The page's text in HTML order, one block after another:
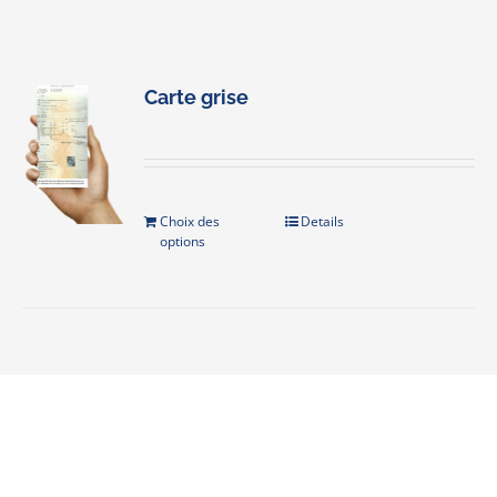
Carte grise
Choix des
options
Details